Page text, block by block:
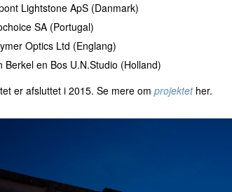
Lightstone ApS (Danmark)
SA (Portugal)
Optics Ltd (Englang)
Berkel en Bos U.N.Studio (Holland)
er afsluttet i 2015. Se mere om projektet her.